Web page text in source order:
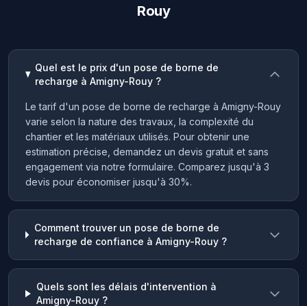
Rouy
Quel est le prix d'un pose de borne de
recharge à Amigny-Rouy ?
Le tarif d'un pose de borne de recharge à Amigny-Rouy
varie selon la nature des travaux, la complexité du
chantier et les matériaux utilisés. Pour obtenir une
estimation précise, demandez un devis gratuit et sans
engagement via notre formulaire. Comparez jusqu'à 3
devis pour économiser jusqu'à 30%.
Comment trouver un pose de borne de
recharge de confiance à Amigny-Rouy ?
Quels sont les délais d'intervention à
Amigny-Rouy ?